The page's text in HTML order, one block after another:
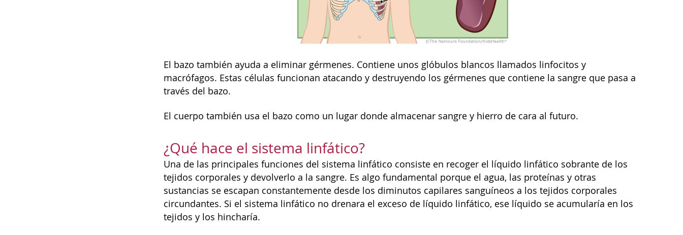
El bazo también ayuda a eliminar gérmenes. Contiene unos glóbulos blancos llamados linfocitos y
macrófagos. Estas células funcionan atacando y destruyendo los gérmenes que contiene la sangre que pasa a
través del bazo.
El cuerpo también usa el bazo como un lugar donde almacenar sangre y hierro de cara al futuro.
¿Qué hace el sistema linfático?
Una de las principales funciones del sistema linfático consiste en recoger el líquido linfático sobrante de los
tejidos corporales y devolverlo a la sangre. Es algo fundamental porque el agua, las proteínas y otras
sustancias se escapan constantemente desde los diminutos capilares sanguíneos a los tejidos corporales
circundantes. Si el sistema linfático no drenara el exceso de líquido linfático, ese líquido se acumularía en los
tejidos y los hincharía.